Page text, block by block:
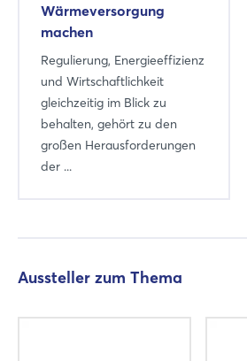
Wärmeversorgung
machen
Regulierung, Energieeffizienz
und Wirtschaftlichkeit
gleichzeitig im Blick zu
behalten, gehört zu den
großen Herausforderungen
der ...
Aussteller zum Thema